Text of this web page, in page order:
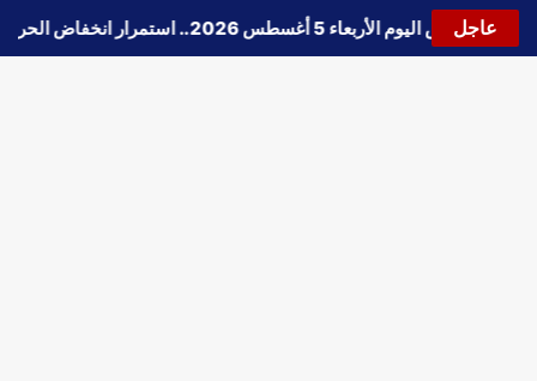
عاجل🔵حالة الطقس اليوم الأربعاء 5 أغسطس 2026.. استمرار انخفاض الحرارة وتحذيرات من الشبورة واضطراب الملاحة